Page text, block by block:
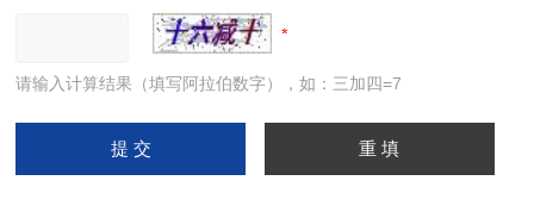
请输入计算结果（填写阿拉伯数字），如：三加四=7